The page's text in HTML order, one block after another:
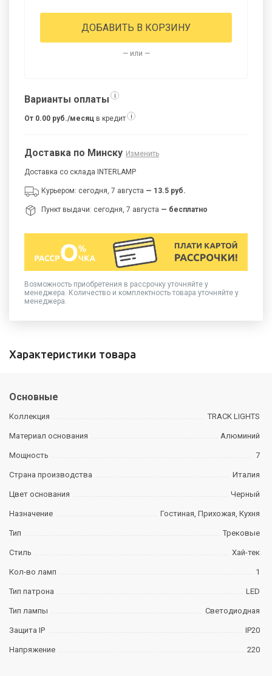
ДОБАВИТЬ В КОРЗИНУ
— или —
Варианты оплаты i
От 0.00 руб./месяц в кредит i
Доставка по Минску Изменить
Доставка со склада INTERLAMP
Курьером: сегодня, 7 августа — 13.5 руб.
Пункт выдачи: сегодня, 7 августа — бесплатно
Возможность приобретения в рассрочку уточняйте у
менеджера. Количество и комплектность товара уточняйте у
менеджера.
Характеристики товара
Основные
Коллекция TRACK LIGHTS
Материал основания Алюминий
Мощность 7
Страна производства Италия
Цвет основания Черный
Назначение Гостиная, Прихожая, Кухня
Тип Трековые
Стиль Хай-тек
Кол-во ламп 1
Тип патрона LED
Тип лампы Светодиодная
Защита IP IP20
Напряжение 220